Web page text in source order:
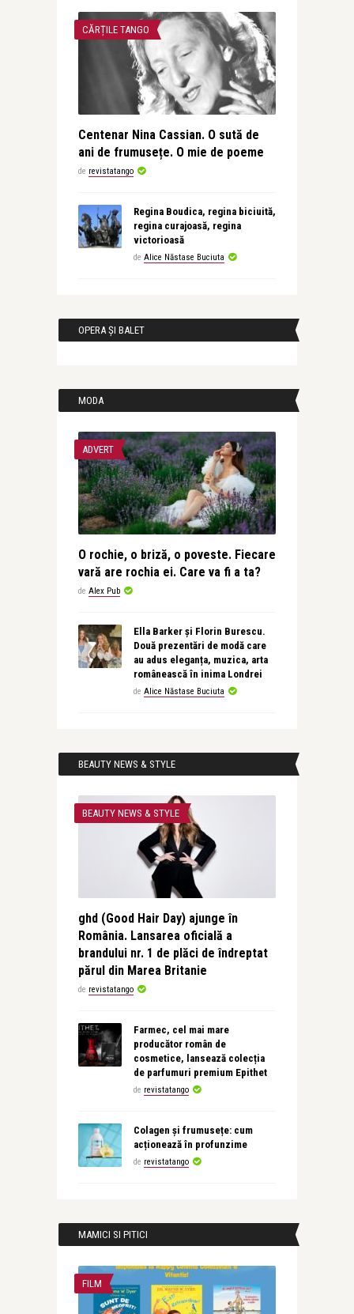
CĂRȚILE TANGO
Centenar Nina Cassian. O sută de
ani de frumusețe. O mie de poeme
de revistatango
Regina Boudica, regina biciuită,
regina curajoasă, regina
victorioasă
de Alice Năstase Buciuta
OPERA ȘI BALET
MODA
ADVERT
O rochie, o briză, o poveste. Fiecare
vară are rochia ei. Care va fi a ta?
de Alex Pub
Ella Barker și Florin Burescu.
Două prezentări de modă care
au adus eleganța, muzica, arta
românească în inima Londrei
de Alice Năstase Buciuta
BEAUTY NEWS & STYLE
BEAUTY NEWS & STYLE
ghd (Good Hair Day) ajunge în
România. Lansarea oficială a
brandului nr. 1 de plăci de îndreptat
părul din Marea Britanie
de revistatango
Farmec, cel mai mare
producător român de
cosmetice, lansează colecția
de parfumuri premium Epithet
de revistatango
Colagen și frumusețe: cum
acționează în profunzime
de revistatango
MAMICI SI PITICI
FILM